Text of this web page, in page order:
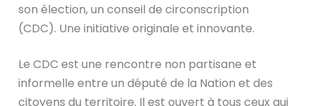
son élection, un conseil de circonscription
(CDC). Une initiative originale et innovante.
Le CDC est une rencontre non partisane et
informelle entre un député de la Nation et des
citoyens du territoire. Il est ouvert à tous ceux qui